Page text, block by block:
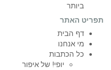
ביותר
תפריט האתר
דף הבית
מי אנחנו
כל הכתבות
יופי! של איפור